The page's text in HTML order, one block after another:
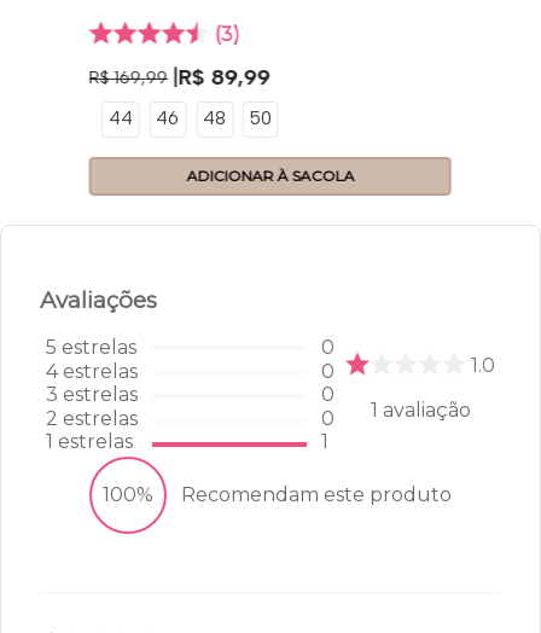
3
R$ 169,99 R$ 89,99
44 46 48 50
ADICIONAR À SACOLA
Avaliações
5 estrelas
4estrelas
3 estrelas
2 estrelas
1 estrelas
0
0
0
0
1
1.0
1 avaliação
100% Recomendam este produto